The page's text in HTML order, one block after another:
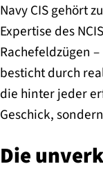
Navy CIS gehört
Expertise des
Rachefeldzügen
besticht durch
die hinter jeder
Geschick,
Die